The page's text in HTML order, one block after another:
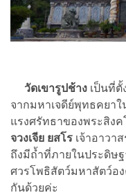
วัดเขารูปช้าง เป็นที่
จากมหาเจดีย์พุทธคยาใ
แรงศรัทธาของพระสิงค
จวงเจีย ยสโร เจ้าอาวา
ถึงมีถ้ำที่ภายในประดิษ
ศวรโพธิสัตว์มหาสัตว์อ
กันด้วยค่ะ